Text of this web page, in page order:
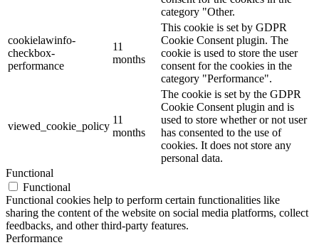
category "Other.
cookielawinfo-
checkbox-
performance
11
months
This cookie is set by GDPR
Cookie Consent plugin. The
cookie is used to store the user
consent for the cookies in the
category "Performance".
viewed_cookie_policy
11
months
The cookie is set by the GDPR
Cookie Consent plugin and is
used to store whether or not user
has consented to the use of
cookies. It does not store any
personal data.
Functional
Functional
Functional cookies help to perform certain functionalities like
sharing the content of the website on social media platforms, collect
feedbacks, and other third-party features.
Performance